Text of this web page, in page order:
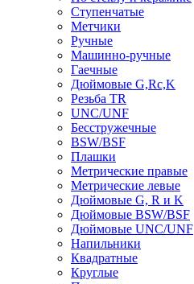
Ступенчатые
Метчики
Ручные
Машинно-ручные
Гаечные
Дюймовые G,Rc,K
Резьба TR
UNC/UNF
Бесстружечные
BSW/BSF
Плашки
Метрические правые
Метрические левые
Дюймовые G, R и K
Дюймовые BSW/BSF
Дюймовые UNC/UNF
Напильники
Квадратные
Круглые